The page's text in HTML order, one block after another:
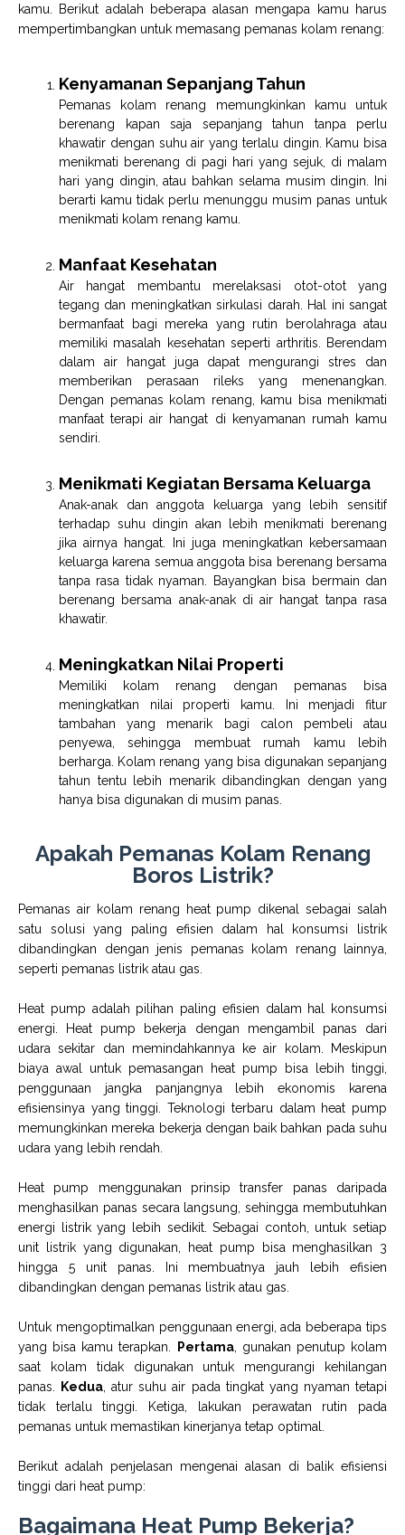
kamu. Berikut adalah beberapa alasan mengapa kamu harus
mempertimbangkan untuk memasang pemanas kolam renang:
Kenyamanan Sepanjang Tahun
Pemanas kolam renang memungkinkan kamu untuk
berenang kapan saja sepanjang tahun tanpa perlu
khawatir dengan suhu air yang terlalu dingin. Kamu bisa
menikmati berenang di pagi hari yang sejuk, di malam
hari yang dingin, atau bahkan selama musim dingin. Ini
berarti kamu tidak perlu menunggu musim panas untuk
menikmati kolam renang kamu.
Manfaat Kesehatan
Air hangat membantu merelaksasi otot-otot yang
tegang dan meningkatkan sirkulasi darah. Hal ini sangat
bermanfaat bagi mereka yang rutin berolahraga atau
memiliki masalah kesehatan seperti arthritis. Berendam
dalam air hangat juga dapat mengurangi stres dan
memberikan perasaan rileks yang menenangkan.
Dengan pemanas kolam renang, kamu bisa menikmati
manfaat terapi air hangat di kenyamanan rumah kamu
sendiri.
Menikmati Kegiatan Bersama Keluarga
Anak-anak dan anggota keluarga yang lebih sensitif
terhadap suhu dingin akan lebih menikmati berenang
jika airnya hangat. Ini juga meningkatkan kebersamaan
keluarga karena semua anggota bisa berenang bersama
tanpa rasa tidak nyaman. Bayangkan bisa bermain dan
berenang bersama anak-anak di air hangat tanpa rasa
khawatir.
Meningkatkan Nilai Properti
Memiliki kolam renang dengan pemanas bisa
meningkatkan nilai properti kamu. Ini menjadi fitur
tambahan yang menarik bagi calon pembeli atau
penyewa, sehingga membuat rumah kamu lebih
berharga. Kolam renang yang bisa digunakan sepanjang
tahun tentu lebih menarik dibandingkan dengan yang
hanya bisa digunakan di musim panas.
Apakah Pemanas Kolam Renang
Boros Listrik?
Pemanas air kolam renang heat pump dikenal sebagai salah
satu solusi yang paling efisien dalam hal konsumsi listrik
dibandingkan dengan jenis pemanas kolam renang lainnya,
seperti pemanas listrik atau gas.
Heat pump adalah pilihan paling efisien dalam hal konsumsi
energi. Heat pump bekerja dengan mengambil panas dari
udara sekitar dan memindahkannya ke air kolam. Meskipun
biaya awal untuk pemasangan heat pump bisa lebih tinggi,
penggunaan jangka panjangnya lebih ekonomis karena
efisiensinya yang tinggi. Teknologi terbaru dalam heat pump
memungkinkan mereka bekerja dengan baik bahkan pada suhu
udara yang lebih rendah.
Heat pump menggunakan prinsip transfer panas daripada
menghasilkan panas secara langsung, sehingga membutuhkan
energi listrik yang lebih sedikit. Sebagai contoh, untuk setiap
unit listrik yang digunakan, heat pump bisa menghasilkan 3
hingga 5 unit panas. Ini membuatnya jauh lebih efisien
dibandingkan dengan pemanas listrik atau gas.
Untuk mengoptimalkan penggunaan energi, ada beberapa tips
yang bisa kamu terapkan.
Pertama, gunakan penutup kolam
saat kolam tidak digunakan untuk mengurangi kehilangan
panas.
Kedua , atur suhu air pada tingkat yang nyaman tetapi
tidak terlalu tinggi. Ketiga, lakukan perawatan rutin pada
pemanas untuk memastikan kinerjanya tetap optimal.
Berikut adalah penjelasan mengenai alasan di balik efisiensi
tinggi dari heat pump:
Bagaimana Heat Pump Bekerja?